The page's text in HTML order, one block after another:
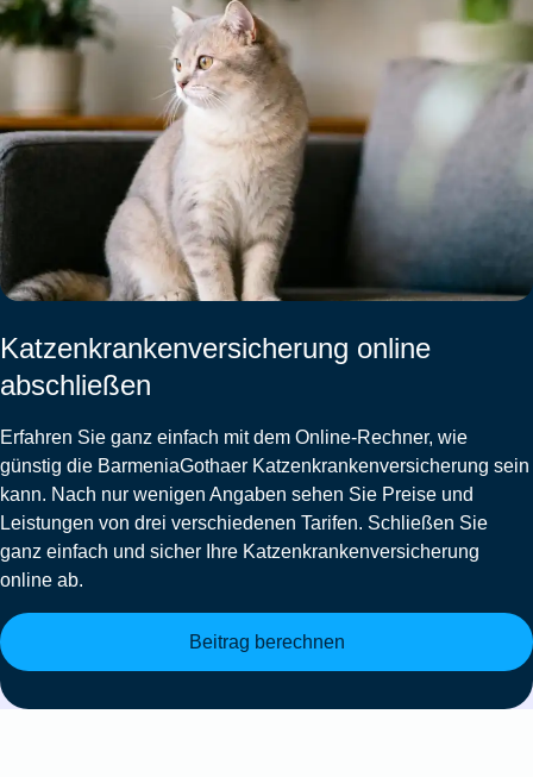
Katzenkrankenversicherung online
abschließen
Erfahren Sie ganz einfach mit dem Online-Rechner, wie
günstig die BarmeniaGothaer Katzenkrankenversicherung sein
kann. Nach nur wenigen Angaben sehen Sie Preise und
Leistungen von drei verschiedenen Tarifen. Schließen Sie
ganz einfach und sicher Ihre Katzenkrankenversicherung
online ab.
Beitrag berechnen